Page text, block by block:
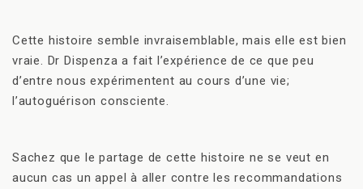
Cette histoire semble invraisemblable, mais elle est bien
vraie. Dr Dispenza a fait l’expérience de ce que peu
d’entre nous expérimentent au cours d’une vie;
l’autoguérison consciente.
Sachez que le partage de cette histoire ne se veut en
aucun cas un appel à aller contre les recommandations